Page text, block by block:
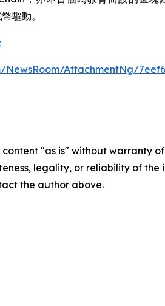
驅動。
AttachmentNg/
content "as is" without warranty
legality, or reliability of
the author above.